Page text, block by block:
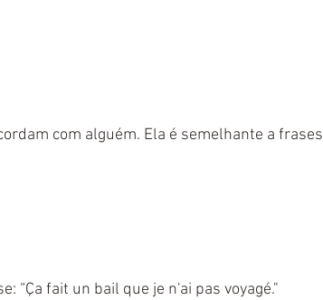
com alguém. Ela é semelhante a frases
“Ça fait un bail que je n'ai pas voyagé."